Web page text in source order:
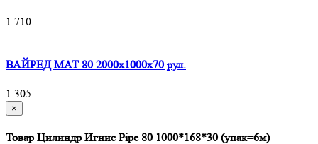
1 710
ВАЙРЕД МАТ 80 2000x1000x70 рул.
1 305
×
Товар Цилиндр Игнис Pipe 80 1000*168*30 (упак=6м)